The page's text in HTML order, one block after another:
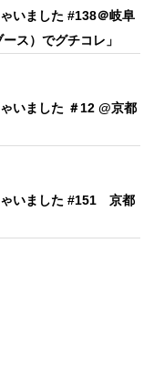
いました #138＠岐阜
ス）でグチコレ」
いました ＃12 @京都
ゃいました #151 京都